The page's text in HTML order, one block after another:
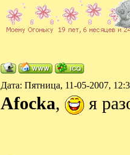
Дата: Пятница, 11-05-2007,
Afocka, я